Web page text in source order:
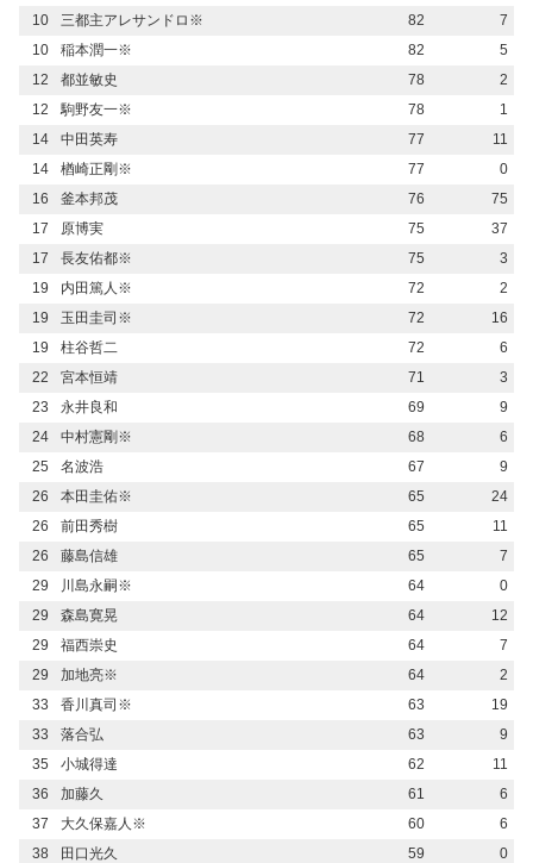
10
三都主アレサンドロ※ 82
7
10
稲本潤一※ 82
5
12
都並敏史 78
2
12
駒野友一※ 78
1
14
中田英寿 77
11
14
楢崎正剛※ 77
0
16
釜本邦茂 76
75
17
原博実 75
37
17
長友佑都※ 75
3
19
内田篤人※ 72
2
19
玉田圭司※ 72
16
19
柱谷哲二 72
6
22
宮本恒靖 71
3
23
永井良和 69
9
24
中村憲剛※ 68
6
25
名波浩 67
9
26
本田圭佑※ 65
24
26
前田秀樹 65
11
26
藤島信雄 65
7
29
川島永嗣※ 64
0
29
森島寛晃 64
12
29
福西崇史 64
7
29
加地亮※ 64
2
33
香川真司※ 63
19
33
落合弘 63
9
35
小城得達 62
11
36
加藤久 61
6
37
大久保嘉人※ 60
6
38
田口光久 59
0